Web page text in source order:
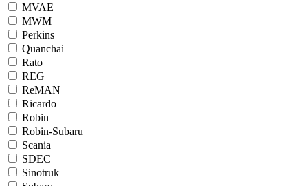
MVAE
MWM
Perkins
Quanchai
Rato
REG
ReMAN
Ricardo
Robin
Robin-Subaru
Scania
SDEC
Sinotruk